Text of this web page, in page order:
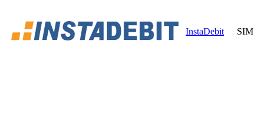
InstaDebit SIM